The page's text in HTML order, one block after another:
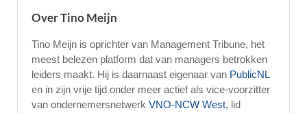
Over Tino Meijn
Tino Meijn is oprichter van Management Tribune, het
meest belezen platform dat van managers betrokken
leiders maakt. Hij is daarnaast eigenaar van PublicNL
en in zijn vrije tijd onder meer actief als vice-voorzitter
van ondernemersnetwerk VNO-NCW West, lid